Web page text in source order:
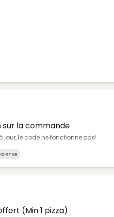
sur la commande
jour, le code ne fonctionne pas!
(Min 1 pizza)